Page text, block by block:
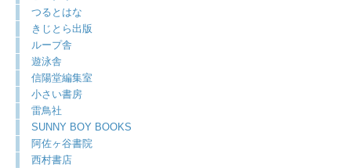
つるとはな
きじとら出版
ループ舎
遊泳舎
信陽堂編集室
小さい書房
雷鳥社
SUNNY BOY BOOKS
阿佐ヶ谷書院
西村書店